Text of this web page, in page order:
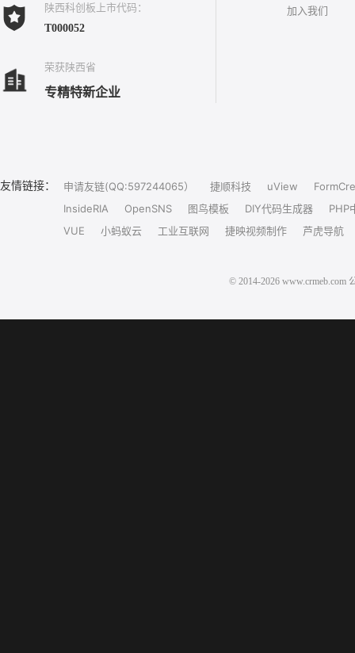
陕西科创板上市代码：
T000052
荣获陕西省
专精特新企业
加入我们
友情链接： 申请友链(QQ:597244065） 捷顺科技 uView
InsideRIA
OpenSNS 图鸟模板 DIY代码生成器
PHP
VUE
小蚂蚁云 工业互联网 捷映视频制作 芦虎导航
© 2014-2026